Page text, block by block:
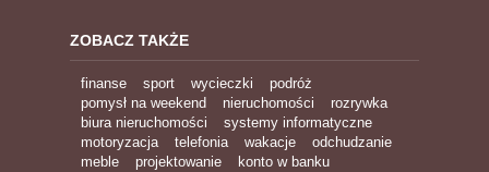
ZOBACZ TAKŻE
finanse sport wycieczki
podróż
pomysł na weekend
nieruchomości
rozrywka
biura nieruchomości
systemy informatyczne
motoryzacja
telefonia wakacje
odchudzanie
meble
projektowanie
konto w banku